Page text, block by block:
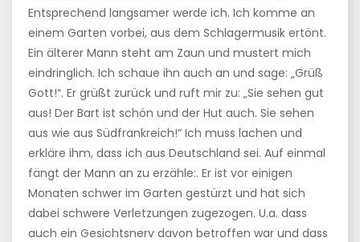
Entsprechend langsamer werde ich. Ich komme an
einem Garten vorbei, aus dem Schlagermusik ertönt.
Ein älterer Mann steht am Zaun und mustert mich
eindringlich. Ich schaue ihn auch an und sage: „Grüß
Gott!“. Er grüßt zurück und ruft mir zu: „Sie sehen gut
aus! Der Bart ist schön und der Hut auch. Sie sehen
aus wie aus Südfrankreich!“ Ich muss lachen und
erkläre ihm, dass ich aus Deutschland sei. Auf einmal
fängt der Mann an zu erzähle:. Er ist vor einigen
Monaten schwer im Garten gestürzt und hat sich
dabei schwere Verletzungen zugezogen. U.a. dass
auch ein Gesichtsnerv davon betroffen war und dass